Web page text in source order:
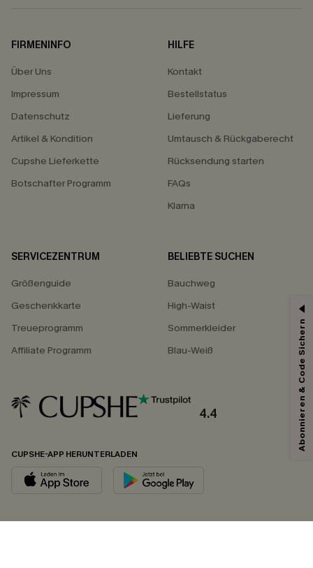
FIRMENINFO
Über Uns
Impressum
Datenschutz
Artikel & Kondition
Cupshe Lieferkette
Botschafter Programm
HILFE
Kontakt
Bestellstatus
Lieferung
Umtausch & Rückgaberecht
Rücksendung starten
FAQs
Klarna
SERVICEZENTRUM
Größenguide
Geschenkkarte
Treueprogramm
Affiliate Programm
BELIEBTE SUCHEN
Bauchweg
High-Waist
Sommerkleider
Blau-Weiß
4.4
CUPSHE-APP HERUNTERLADEN
Abonnieren & Code Sichern